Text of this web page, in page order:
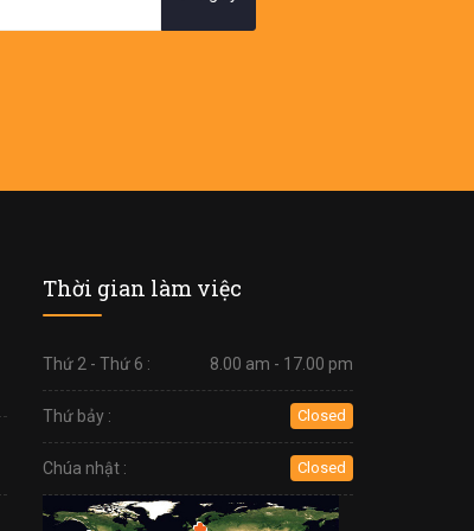
Thời gian làm việc
Thứ 2 - Thứ 6 : 8.00 am - 17.00 pm
Thứ bảy : Closed
Chúa nhật : Closed